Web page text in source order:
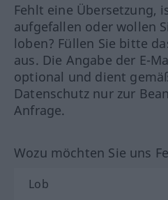
Fehlt eine Übersetzung,
aufgefallen oder wollen
loben? Füllen Sie bitte
aus. Die Angabe der E-
optional und dient
Datenschutz nur zur
Anfrage.
Wozu möchten Sie uns